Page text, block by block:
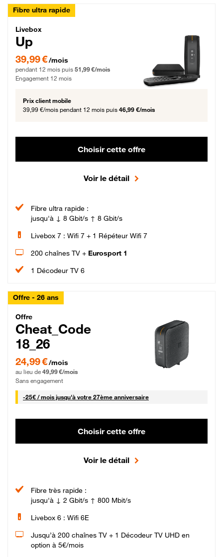
Fibre ultra rapide
Livebox Up Fibre
Livebox
Up
39,99 € par mois pendant 12 mois puis 51,99 € par mois, Engagement 12 mois
39,99 €/mois
pendant 12 mois puis 51,99 €/mois
Engagement 12 mois
Prix client mobile
39,99 €/mois pendant 12 mois puis 46,99 €/mois
Choisir cette offre
Voir le détail
Fibre ultra rapide :
jusqu'à ↓ 8 Gbit/s ↑ 8 Gbit/s
Livebox 7 : Wifi 7 + 1 Répéteur Wifi 7
200 chaînes TV + Eurosport 1
1 Décodeur TV 6
Offre - 26 ans
Cheat_Code Fibre_18_26
Offre
Cheat_Code
18_26
24,99 € par mois pendant 0 mois puis 49,99 € par mois, Sans engagement
24,99 €/mois
au lieu de 49,99 €/mois
Sans engagement
-25€ / mois25 € par mois
jusqu'à votre 27ème anniversaire
Choisir cette offre
Voir le détail
Fibre très rapide :
jusqu'à ↓ 2 Gbit/s ↑ 800 Mbit/s
Livebox 6 : Wifi 6E
Jusqu’à 200 chaînes TV + 1 Décodeur TV UHD en
option à 5€/mois